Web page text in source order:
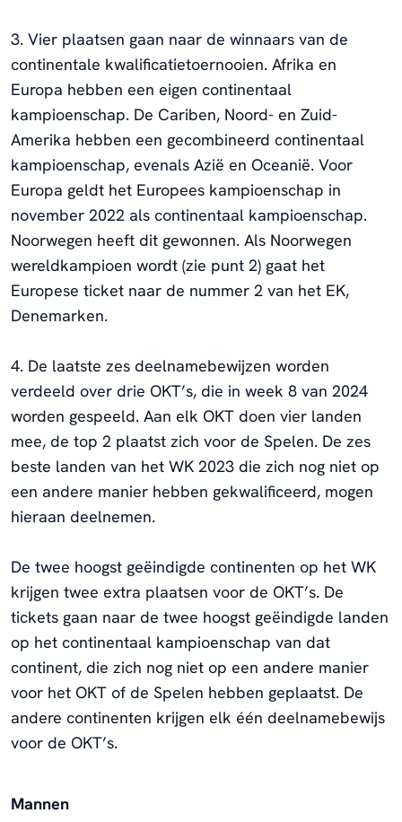
3. Vier plaatsen gaan naar de winnaars van de
continentale kwalificatietoernooien. Afrika en
Europa hebben een eigen continentaal
kampioenschap. De Cariben, Noord- en Zuid-
Amerika hebben een gecombineerd continentaal
kampioenschap, evenals Azië en Oceanië. Voor
Europa geldt het Europees kampioenschap in
november 2022 als continentaal kampioenschap.
Noorwegen heeft dit gewonnen. Als Noorwegen
wereldkampioen wordt (zie punt 2) gaat het
Europese ticket naar de nummer 2 van het EK,
Denemarken.
4. De laatste zes deelnamebewijzen worden
verdeeld over drie OKT’s, die in week 8 van 2024
worden gespeeld. Aan elk OKT doen vier landen
mee, de top 2 plaatst zich voor de Spelen. De zes
beste landen van het WK 2023 die zich nog niet op
een andere manier hebben gekwalificeerd, mogen
hieraan deelnemen.
De twee hoogst geëindigde continenten op het WK
krijgen twee extra plaatsen voor de OKT’s. De
tickets gaan naar de twee hoogst geëindigde landen
op het continentaal kampioenschap van dat
continent, die zich nog niet op een andere manier
voor het OKT of de Spelen hebben geplaatst. De
andere continenten krijgen elk één deelnamebewijs
voor de OKT’s.
Mannen